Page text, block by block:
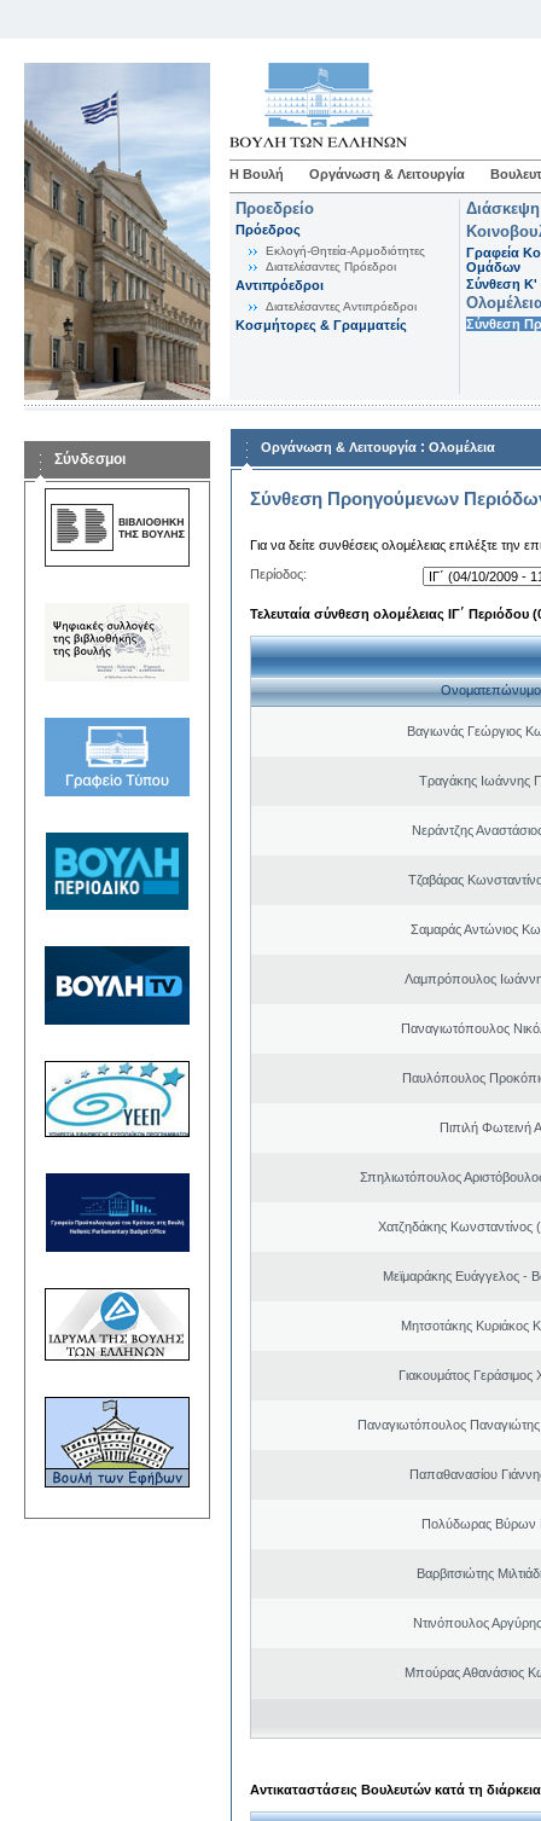
Η Βουλή Οργάνωση & Λειτουργία
Προεδρείο
Πρόεδρος
Εκλογή-Θητεία-Αρμοδιότητες
Διατελέσαντες Πρόεδροι
Αντιπρόεδροι
Διατελέσαντες Αντιπρόεδροι
Κοσμήτορες & Γραμματείς
Γραφεία
Ομάδων
Σύνθεση K'
Σύνθεση
Σύνδεσμοι
Οργάνωση & Λειτουργία : Ολομέλεια
Σύνθεση Προηγούμενων
Για να δείτε συνθέσεις ολομέλειας επιλέξτε την
Περίοδος:
Τελευταία σύνθεση ολομέλειας ΙΓ΄ Περιόδου
Ονοματεπώνυμο
Βαγιωνάς Γεώργιος
Τραγάκης Ιωάννης
Νεράντζης
Τζαβάρας
Σαμαράς Αντώνιος
Λαμπρόπουλος
Παναγιωτόπουλος
Παυλόπουλος
Πιπιλή Φωτεινή
Σπηλιωτόπουλος
Χατζηδάκης
Μεϊμαράκης Ευάγγελος -
Μητσοτάκης Κυριάκος
Γιακουμάτος
Παναγιωτόπουλος
Παπαθανασίου
Πολύδωρας Βύρων
Βαρβιτσιώτης
Ντινόπουλος
Μπούρας Αθανάσιος
Αντικαταστάσεις Βουλευτών κατά τη